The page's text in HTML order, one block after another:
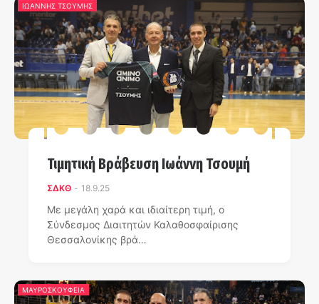
ΙΩΑΝΝΗΣ ΤΣΟΥΜΗΣ
Τιμητική Βράβευση Ιωάννη Τσουμή
ΣΔΚΘ - 18.9.25
Με μεγάλη χαρά και ιδιαίτερη τιμή, ο
Σύνδεσμος Διαιτητών Καλαθοσφαίρισης
Θεσσαλονίκης βρά…
ΜΑΥΡΟΣΚΟΥΦΕΙΑ